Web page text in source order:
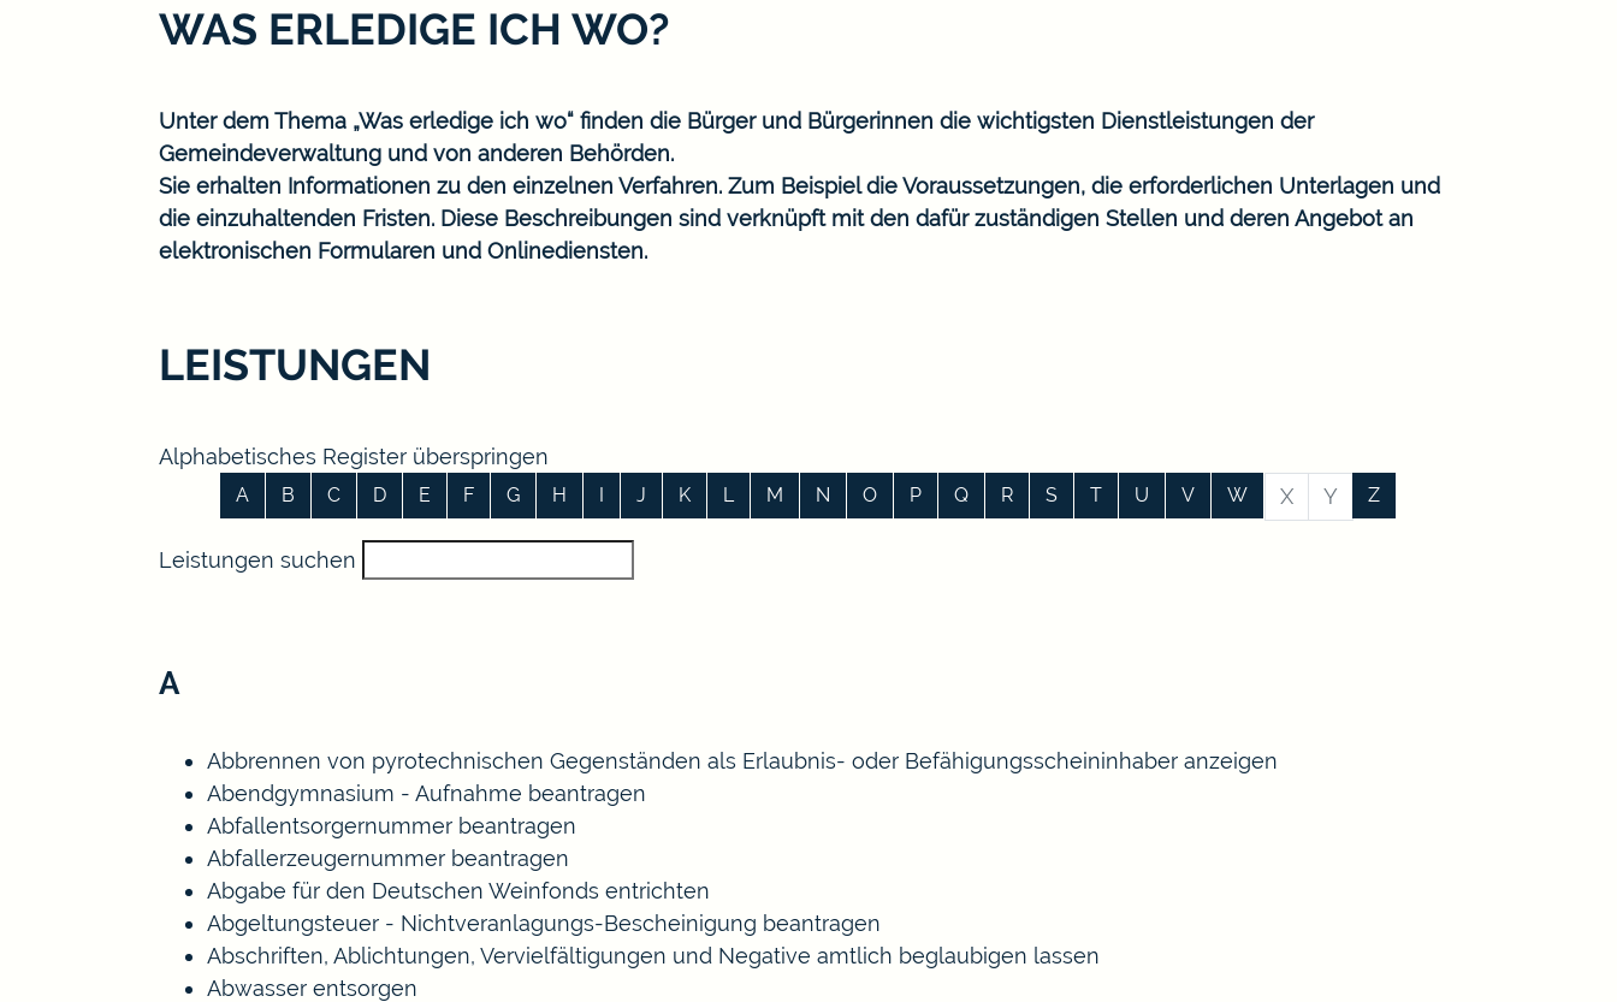
WAS ERLEDIGE ICH WO?
Unter dem Thema „Was erledige ich wo“ finden die Bürger und Bürgerinnen die wichtigsten Dienstleistungen der
Gemeindeverwaltung und von anderen Behörden.
Sie erhalten Informationen zu den einzelnen Verfahren. Zum Beispiel die Voraussetzungen, die erforderlichen Unterlagen und
die einzuhaltenden Fristen. Diese Beschreibungen sind verknüpft mit den dafür zuständigen Stellen und deren Angebot an
elektronischen Formularen und Onlinediensten.
LEISTUNGEN
Alphabetisches Register überspringen
A B C D E F G H I J K L M N O P Q R S T U V W X Y Z
Leistungen suchen
A
Abbrennen von pyrotechnischen Gegenständen als Erlaubnis- oder Befähigungsscheininhaber anzeigen
Abendgymnasium - Aufnahme beantragen
Abfallentsorgernummer beantragen
Abfallerzeugernummer beantragen
Abgabe für den Deutschen Weinfonds entrichten
Abgeltungsteuer - Nichtveranlagungs-Bescheinigung beantragen
Abschriften, Ablichtungen, Vervielfältigungen und Negative amtlich beglaubigen lassen
Abwasser entsorgen